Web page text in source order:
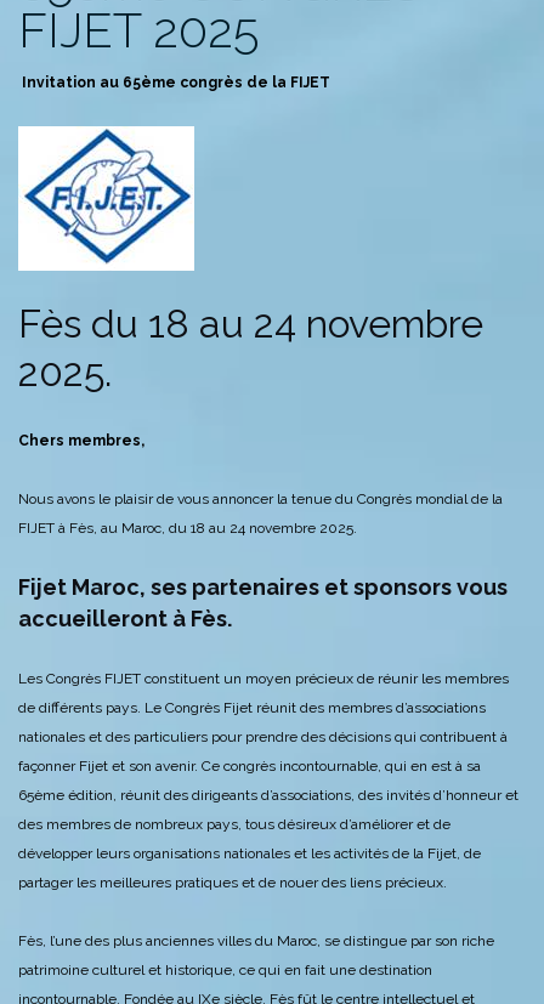
FIJET 2025
Invitation au 65ème congrès de la FIJET
Fès du 18 au 24 novembre
2025.
Chers membres,
Nous avons le plaisir de vous annoncer la tenue du Congrès mondial de la
FIJET à Fès, au Maroc, du 18 au 24 novembre 2025.
Fijet Maroc, ses partenaires et sponsors vous
accueilleront à Fès.
Les Congrès FIJET constituent un moyen précieux de réunir les membres
de différents pays. Le Congrès Fijet réunit des membres d’associations
nationales et des particuliers pour prendre des décisions qui contribuent à
façonner Fijet et son avenir. Ce congrès incontournable, qui en est à sa
65ème édition, réunit des dirigeants d’associations, des invités d’honneur et
des membres de nombreux pays, tous désireux d’améliorer et de
développer leurs organisations nationales et les activités de la Fijet, de
partager les meilleures pratiques et de nouer des liens précieux.
Fès, l’une des plus anciennes villes du Maroc, se distingue par son riche
patrimoine culturel et historique, ce qui en fait une destination
incontournable. Fondée au IXe siècle, Fès fût le centre intellectuel et